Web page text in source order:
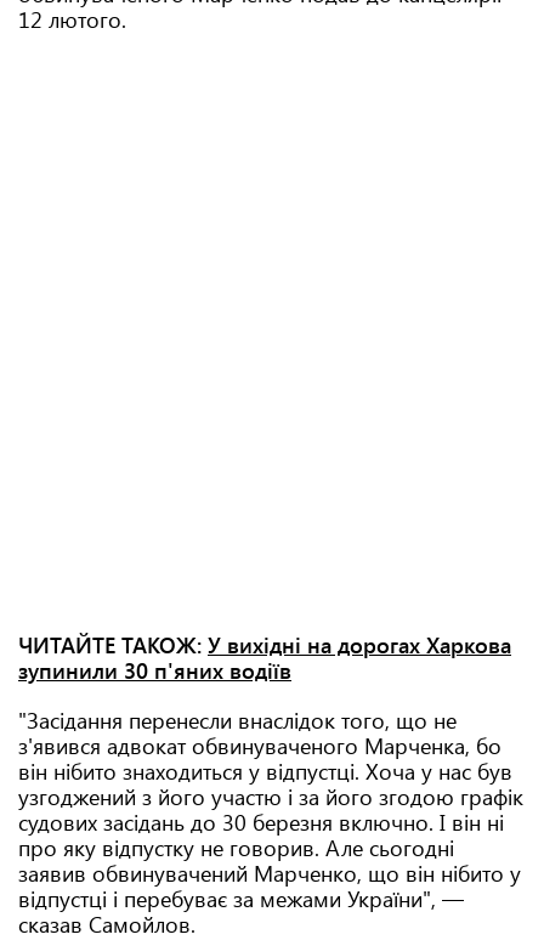
12 лютого.
ЧИТАЙТЕ ТАКОЖ: У вихідні на дорогах Харкова
зупинили 30 п'яних водіїв
"Засідання перенесли внаслідок того, що не
з'явився адвокат обвинуваченого Марченка, бо
він нібито знаходиться у відпустці. Хоча у нас був
узгоджений з його участю і за його згодою графік
судових засідань до 30 березня включно. І він ні
про яку відпустку не говорив. Але сьогодні
заявив обвинувачений Марченко, що він нібито у
відпустці і перебуває за межами України", —
сказав Самойлов.